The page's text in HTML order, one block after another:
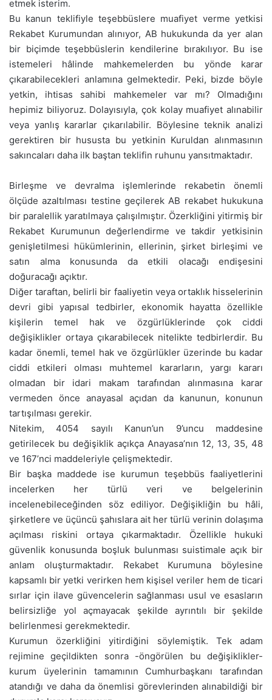
etmek isterim.
Bu kanun teklifiyle teşebbüslere muafiyet verme yetkisi
Rekabet Kurumundan alınıyor, AB hukukunda da yer alan
bir biçimde teşebbüslerin kendilerine bırakılıyor. Bu ise
istemeleri hâlinde mahkemelerden bu yönde karar
çıkarabilecekleri anlamına gelmektedir. Peki, bizde böyle
yetkin, ihtisas sahibi mahkemeler var mı? Olmadığını
hepimiz biliyoruz. Dolayısıyla, çok kolay muafiyet alınabilir
veya yanlış kararlar çıkarılabilir. Böylesine teknik analizi
gerektiren bir hususta bu yetkinin Kuruldan alınmasının
sakıncaları daha ilk baştan teklifin ruhunu yansıtmaktadır.
Birleşme ve devralma işlemlerinde rekabetin önemli
ölçüde azaltılması testine geçilerek AB rekabet hukukuna
bir paralellik yaratılmaya çalışılmıştır. Özerkliğini yitirmiş bir
Rekabet Kurumunun değerlendirme ve takdir yetkisinin
genişletilmesi hükümlerinin, ellerinin, şirket birleşimi ve
satın alma konusunda da etkili olacağı endişesini
doğuracağı açıktır.
Diğer taraftan, belirli bir faaliyetin veya ortaklık hisselerinin
devri gibi yapısal tedbirler, ekonomik hayatta özellikle
kişilerin temel hak ve özgürlüklerinde çok ciddi
değişiklikler ortaya çıkarabilecek nitelikte tedbirlerdir. Bu
kadar önemli, temel hak ve özgürlükler üzerinde bu kadar
ciddi etkileri olması muhtemel kararların, yargı kararı
olmadan bir idari makam tarafından alınmasına karar
vermeden önce anayasal açıdan da kanunun, konunun
tartışılması gerekir.
Nitekim, 4054 sayılı Kanun’un 9’uncu maddesine
getirilecek bu değişiklik açıkça Anayasa’nın 12, 13, 35, 48
ve 167’nci maddeleriyle çelişmektedir.
Bir başka maddede ise kurumun teşebbüs faaliyetlerini
incelerken her türlü veri ve belgelerinin
incelenebileceğinden söz ediliyor. Değişikliğin bu hâli,
şirketlere ve üçüncü şahıslara ait her türlü verinin dolaşıma
açılması riskini ortaya çıkarmaktadır. Özellikle hukuki
güvenlik konusunda boşluk bulunması suistimale açık bir
anlam oluşturmaktadır. Rekabet Kurumuna böylesine
kapsamlı bir yetki verirken hem kişisel veriler hem de ticari
sırlar için ilave güvencelerin sağlanması usul ve esasların
belirsizliğe yol açmayacak şekilde ayrıntılı bir şekilde
belirlenmesi gerekmektedir.
Kurumun özerkliğini yitirdiğini söylemiştik. Tek adam
rejimine geçildikten sonra -öngörülen bu değişiklikler-
kurum üyelerinin tamamının Cumhurbaşkanı tarafından
atandığı ve daha da önemlisi görevlerinden alınabildiği bir